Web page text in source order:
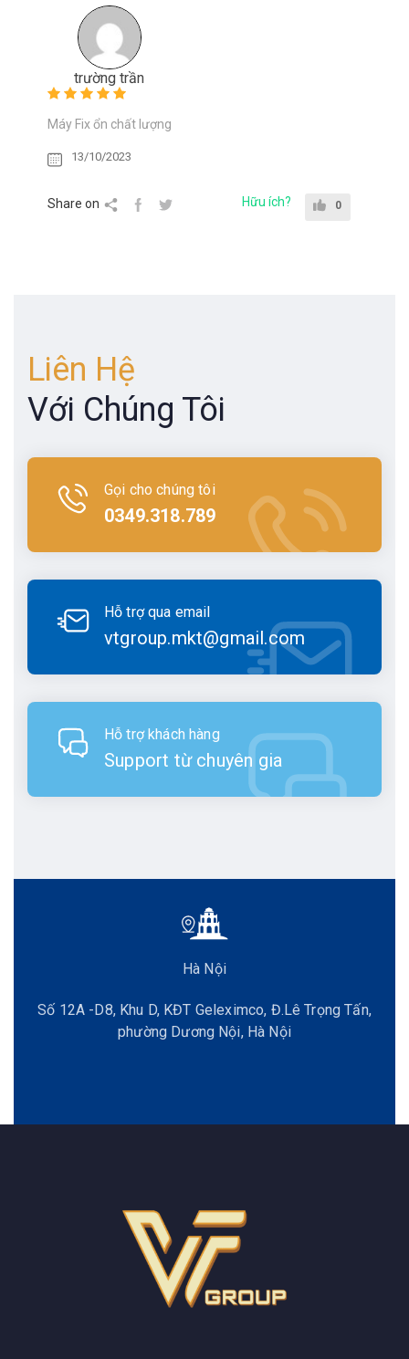
trường trần
Máy Fix ổn chất lượng
13/10/2023
Share on Hữu ích? 0
Liên Hệ
Với Chúng Tôi
Gọi cho chúng tôi
0349.318.789
Hỗ trợ qua email
vtgroup.mkt@gmail.com
Hỗ trợ khách hàng
Support từ chuyên gia
Hà Nội
Số 12A -D8, Khu D, KĐT Geleximco, Đ.Lê Trọng Tấn,
phường Dương Nội, Hà Nội